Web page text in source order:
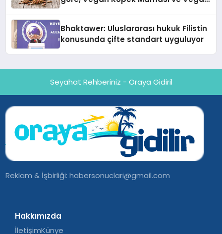
Bhaktawer: Uluslararası hukuk Filistin
konusunda çifte standart uyguluyor
Seyahat Rehberiniz - Oraya Gidiril
Reklam & İşbirliği:habersonuclari@gmail.com
Hakkımızda
İletişimKünye